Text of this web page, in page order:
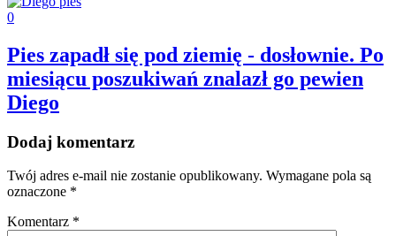
0
Pies zapadł się pod ziemię - dosłownie. Po
miesiącu poszukiwań znalazł go pewien
Diego
Dodaj komentarz
Twój adres e-mail nie zostanie opublikowany. Wymagane pola są
oznaczone *
Komentarz *